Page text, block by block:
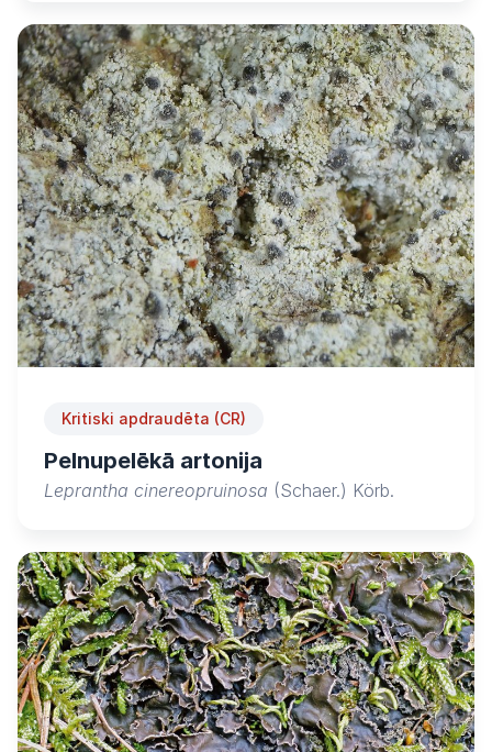
Kritiski apdraudēta (CR)
Pelnupelēkā artonija
Leprantha cinereopruinosa (Schaer.) Körb.